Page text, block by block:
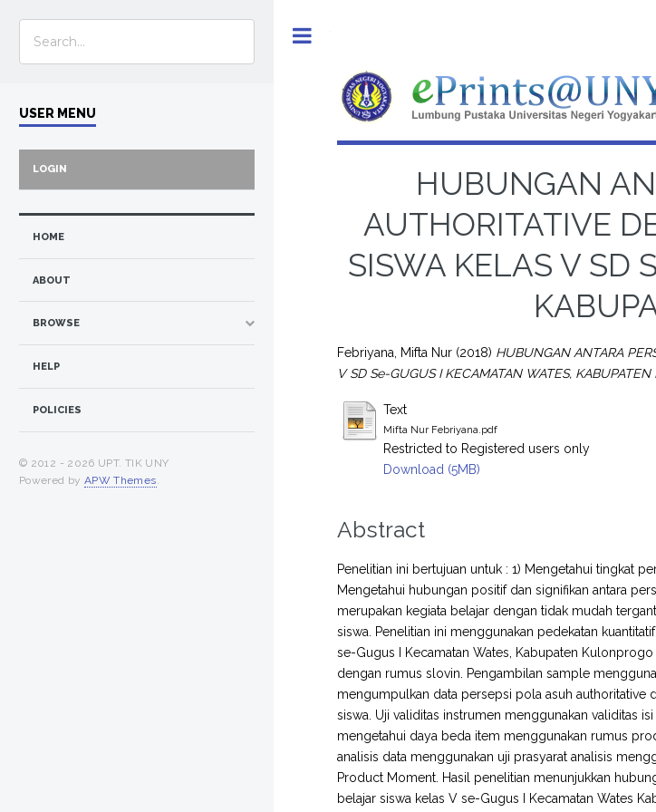
HUBUNGAN
AUTHORITATIVE
SISWA KELAS V SD
Febriyana, Mifta Nur (2018) HUBUNGAN ANTARA
V SD Se-GUGUS I KECAMATAN WATES, KABUPATEN
Text
Mifta Nur Febriyana.pdf
Restricted to Registered users only
Download (5MB)
Abstract
Penelitian ini bertujuan untuk : 1) Mengetahui tingkat
Mengetahui hubungan positif dan signifikan antara
merupakan kegiata belajar dengan tidak mudah
siswa. Penelitian ini menggunakan pedekatan
se-Gugus I Kecamatan Wates, Kabupaten
dengan rumus slovin. Pengambilan sample
mengumpulkan data persepsi pola asuh authoritative
siswa. Uji validitas instrumen menggunakan validitas
mengetahui daya beda item menggunakan rumus
analisis data menggunakan uji prasyarat analisis
Product Moment. Hasil penelitian menunjukkan
belajar siswa kelas V se-Gugus I Kecamatan Wates
USER MENU
LOGIN
HOME
ABOUT
BROWSE
HELP
POLICIES
© 2012 - 2026 UPT. TIK UNY
Powered by APW Themes